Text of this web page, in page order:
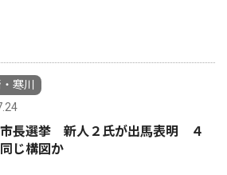
寒川
長選挙 新人２氏が出馬表明 ４
じ構図か